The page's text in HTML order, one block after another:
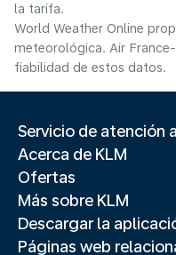
la tarifa.
World Weather Online
meteorológica. Air
fiabilidad de estos datos.
Servicio de atención
Acerca de KLM
Ofertas
Más sobre KLM
Descargar la
Páginas web